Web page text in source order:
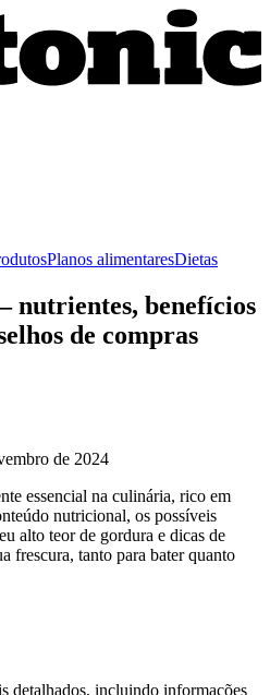
Planos alimentaresDietas
nutrientes, benefícios
de compras
de 2024
essencial na culinária, rico em
nutricional, os possíveis
alto teor de gordura e dicas de
frescura, tanto para bater quanto
detalhados, incluindo informações